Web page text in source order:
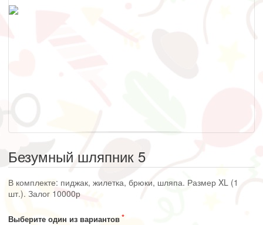
Безумный шляпник 5
В комплекте: пиджак, жилетка, брюки, шляпа. Размер XL (1
шт.). Залог 10000р
Выберите один из вариантов